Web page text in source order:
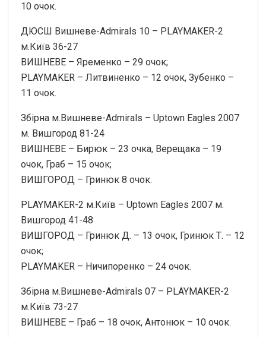
10 очок.
ДЮСШ Вишневе-Admirals 10 – PLAYMAKER-2
м.Київ 36-27
ВИШНЕВЕ – Яременко – 29 очок;
PLAYMAKER – Литвиненко – 12 очок, Зубенко –
11 очок.
Збірна м.Вишневе-Admirals – Uptown Eagles 2007
м. Вишгород 81-24
ВИШНЕВЕ – Бирюк – 23 очка, Верещака – 19
очок, Граб – 15 очок;
ВИШГОРОД – Гринюк 8 очок.
PLAYMAKER-2 м.Київ – Uptown Eagles 2007 м.
Вишгород 41-48
ВИШГОРОД – Гринюк Д. – 13 очок, Гринюк Т. – 12
очок;
PLAYMAKER – Ничипоренко – 24 очок.
Збірна м.Вишневе-Admirals 07 – PLAYMAKER-2
м.Київ 73-27
ВИШНЕВЕ – Граб – 18 очок, Антонюк – 10 очок.